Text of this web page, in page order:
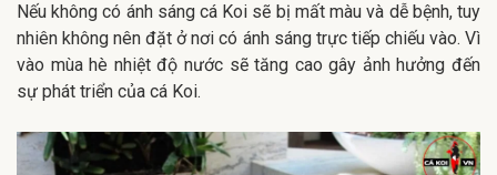
Nếu không có ánh sáng cá Koi sẽ bị mất màu và dễ bệnh, tuy
nhiên không nên đặt ở nơi có ánh sáng trực tiếp chiếu vào. Vì
vào mùa hè nhiệt độ nước sẽ tăng cao gây ảnh hưởng đến
sự phát triển của cá Koi.